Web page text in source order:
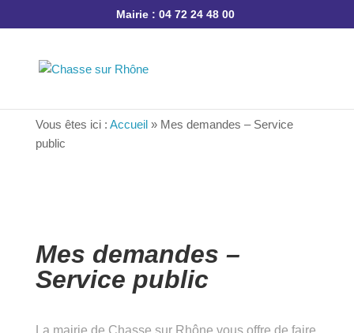
Mairie : 04 72 24 48 00
Vous êtes ici :Accueil»Mes demandes – Service
public
Mes demandes –
Service public